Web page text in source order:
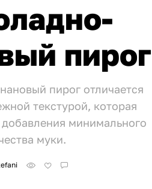
пирог
пирог отличается
текстурой, которая
добавления минимального
муки.